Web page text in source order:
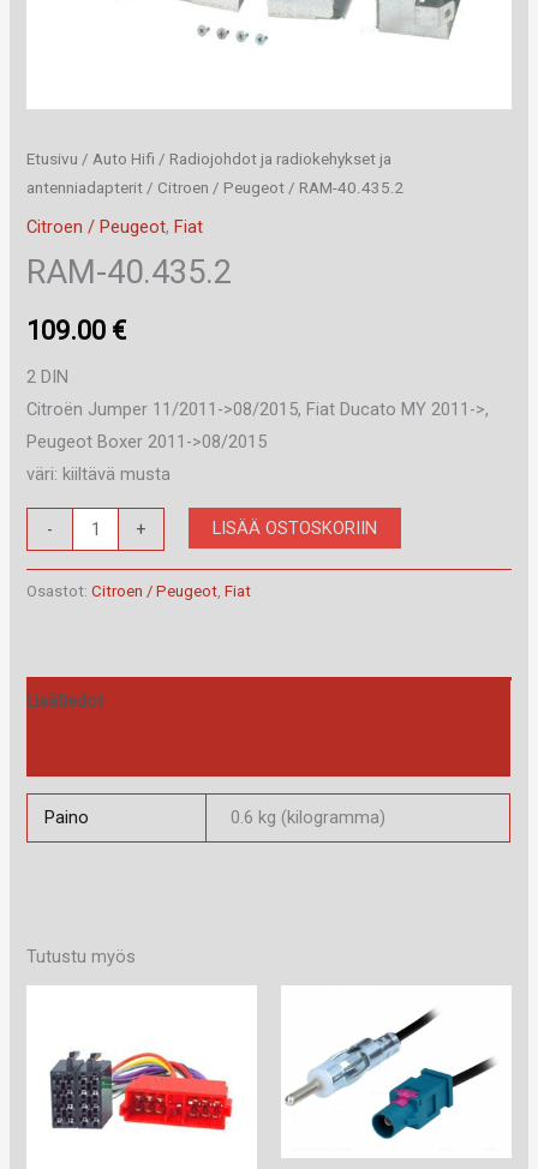
Etusivu / Auto Hifi / Radiojohdot ja radiokehykset ja
antenniadapterit / Citroen / Peugeot / RAM-40.435.2
Citroen / Peugeot,Fiat
RAM-40.435.2
109.00 €
2 DIN
Citroën Jumper 11/2011->08/2015, Fiat Ducato MY 2011->,
Peugeot Boxer 2011->08/2015
väri: kiiltävä musta
-
40.435.2
määrä
+ LISÄÄ OSTOSKORIIN
Osastot:Citroen / Peugeot,Fiat
Lisätiedot
Paino 0.6 kg (kilogramma)
Tutustu myös